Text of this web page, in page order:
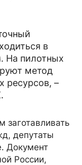
в
На пилотных
метод
ресурсов, –
заготавливать
депутаты
Документ
России,